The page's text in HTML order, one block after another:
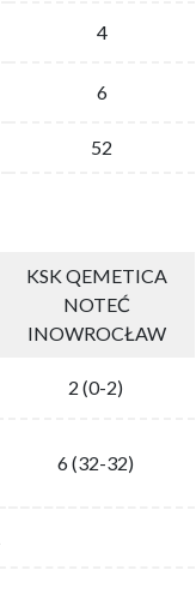
4
6
52
KSK QEMETICA
NOTEĆ
INOWROCŁAW
2 (0-2)
6 (32-32)